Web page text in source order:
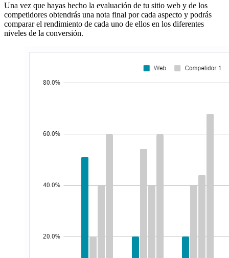
Una vez que hayas hecho la evaluación de tu sitio web y de los
competidores obtendrás una nota final por cada aspecto y podrás
comparar el rendimiento de cada uno de ellos en los diferentes
niveles de la conversión.